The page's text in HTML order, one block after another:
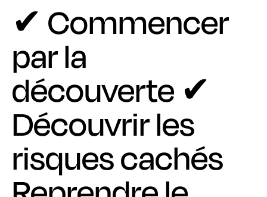
✔ Commencer
par la
découverte ✔
Découvrir les
risques cachés